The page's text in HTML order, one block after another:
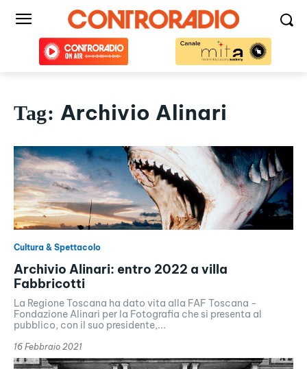
Tag: Archivio Alinari
Cultura & Spettacolo
Archivio Alinari: entro 2022 a villa
Fabbricotti
La Regione Toscana ha dato vita alla FAF Toscana -
Fondazione Alinari per la Fotografia che si presenta al
pubblico, con il suo presidente,...
16 Febbraio 2021